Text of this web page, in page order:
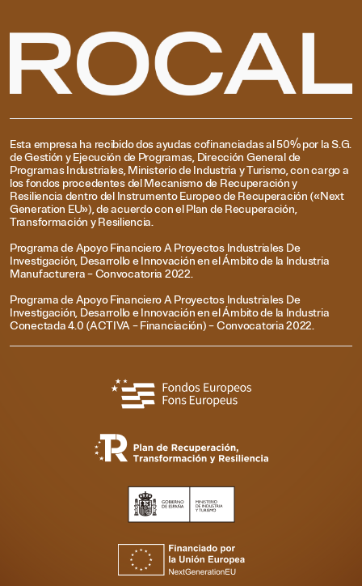
Esta empresa ha recibido dos ayudas cofinanciadas al 50% por la S.G.
de Gestión y Ejecución de Programas, Dirección General de
Programas Industriales, Ministerio de Industria y Turismo, con cargo a
los fondos procedentes del Mecanismo de Recuperación y
Resiliencia dentro del Instrumento Europeo de Recuperación («Next
Generation EU»), de acuerdo con el Plan de Recuperación,
Transformación y Resiliencia.
Programa de Apoyo Financiero A Proyectos Industriales De
Investigación, Desarrollo e Innovación en el Ámbito de la Industria
Manufacturera – Convocatoria 2022.
Programa de Apoyo Financiero A Proyectos Industriales De
Investigación, Desarrollo e Innovación en el Ámbito de la Industria
Conectada 4.0 (ACTIVA – Financiación) – Convocatoria 2022.